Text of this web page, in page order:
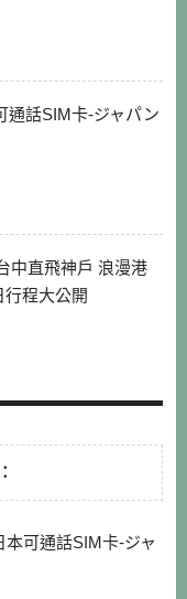
通話SIM卡-ジャパン
中直飛神戶 浪漫港
程大公開
可通話SIM卡-ジャ